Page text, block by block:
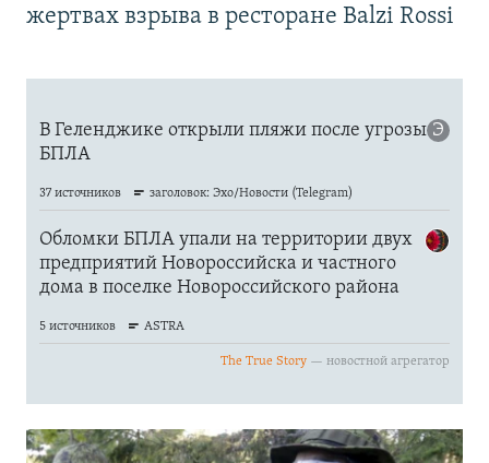
жертвах взрыва в ресторане Balzi Rossi